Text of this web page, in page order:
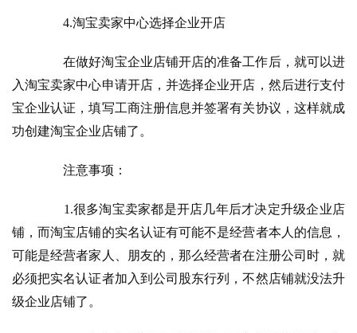
4.淘宝卖家中心选择企业开店
在做好淘宝企业店铺开店的准备工作后，就可以进
入淘宝卖家中心申请开店，并选择企业开店，然后进行支付
宝企业认证，填写工商注册信息并签署有关协议，这样就成
功创建淘宝企业店铺了。
注意事项：
1.很多淘宝卖家都是开店几年后才决定升级企业店
铺，而淘宝店铺的实名认证有可能不是经营者本人的信息，
可能是经营者家人、朋友的，那么经营者在注册公司时，就
必须把实名认证者加入到公司股东行列，不然店铺就没法升
级企业店铺了。